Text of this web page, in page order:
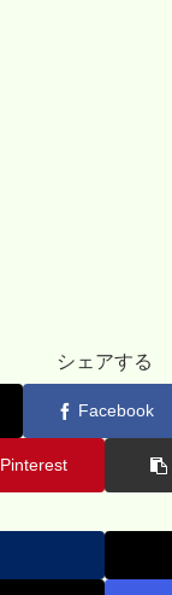
シェアする
Facebook
Pinterest